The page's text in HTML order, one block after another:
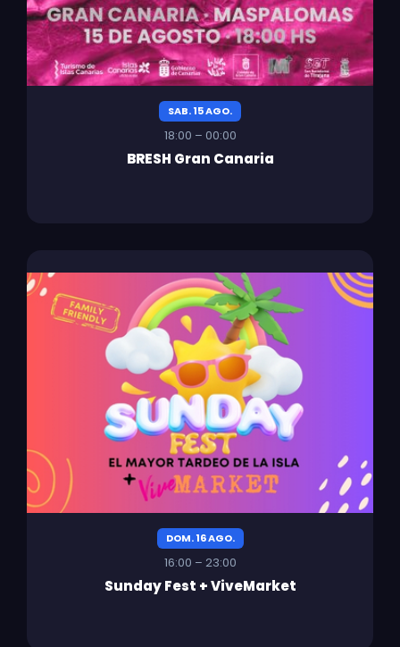
SAB. 15 AGO.
18:00 – 00:00
BRESH Gran Canaria
DOM. 16 AGO.
16:00 – 23:00
Sunday Fest + ViveMarket